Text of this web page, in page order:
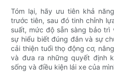
Tóm lại, hãy ưu tiên khả
trước tiên, sau đó tinh chỉnh
suất, mức độ sẵn sàng bảo
sự hiểu biết đúng đắn và sự
cải thiện tuổi thọ động cơ,
và đưa ra những quyết định
sống và điều kiện lái xe của